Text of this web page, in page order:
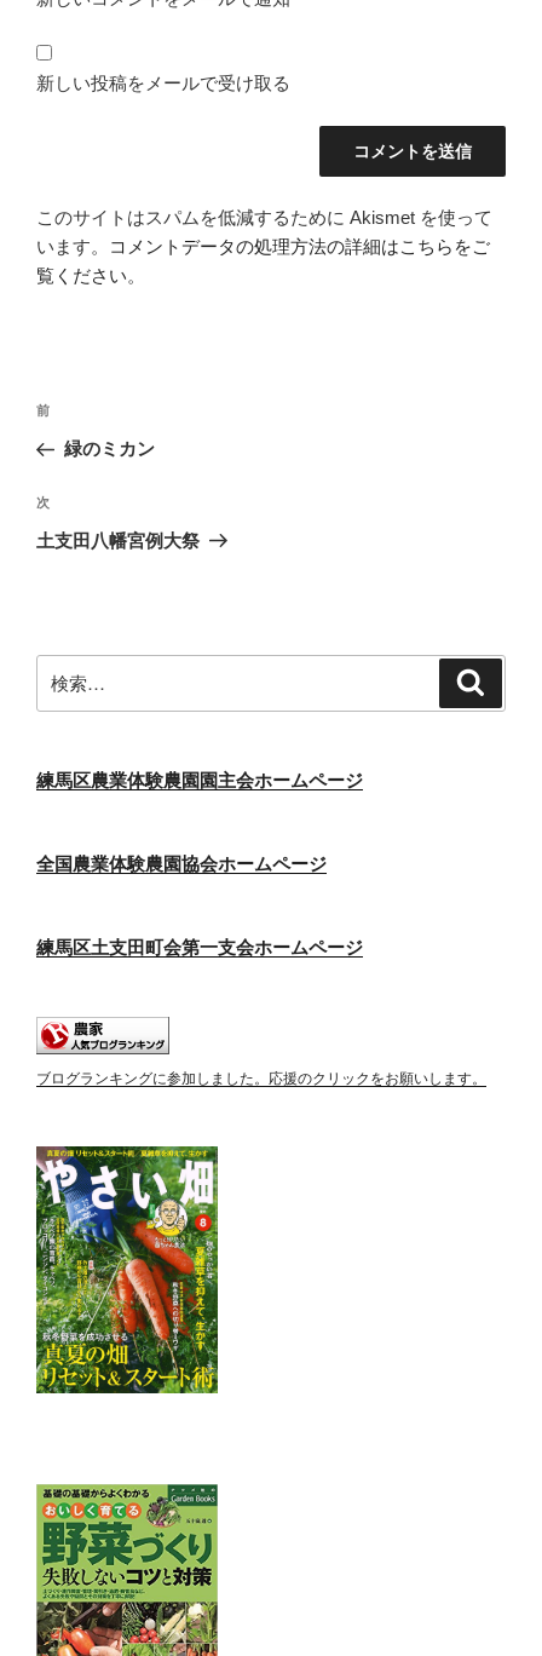
新しい投稿をメールで受け取る
このサイトはスパムを低減するために Akismet を使って
います。
コメントデータの処理方法の詳細はこちらをご
覧ください。
投
ナ
ビ
ゲ
ン
前
の
稿
前
緑のミカン
次
の
次
土支田八幡宮例大祭
索:
練馬区農業体験農園園主会ホームページ
全国農業体験農園協会ホームページ
練馬区土支田町会第一支会ホームページ
ブログランキングに参加しました。応援のクリックをお願いします。